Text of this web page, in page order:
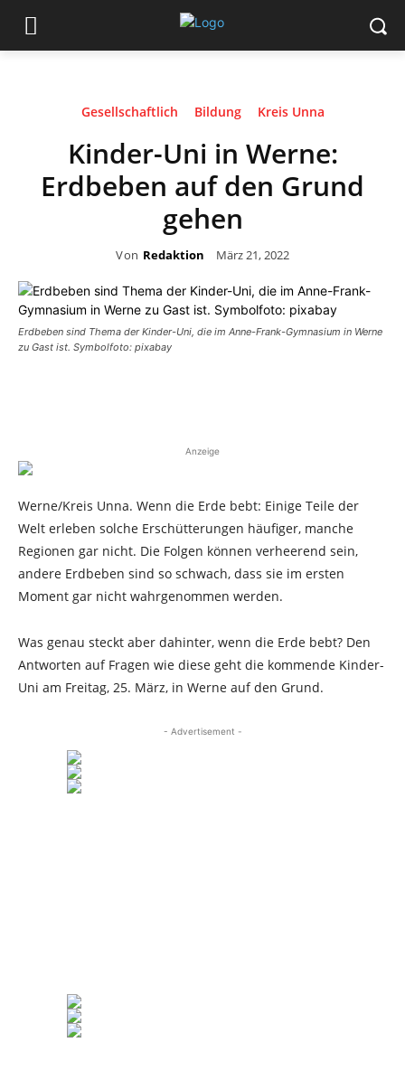
Gesellschaftlich Bildung Kreis Unna
Kinder-Uni in Werne:
Erdbeben auf den Grund
gehen
Von Redaktion März 21, 2022
Erdbeben sind Thema der Kinder-Uni, die im Anne-Frank-Gymnasium in Werne
zu Gast ist. Symbolfoto: pixabay
Anzeige
Werne/Kreis Unna. Wenn die Erde bebt: Einige Teile der
Welt erleben solche Erschütterungen häufiger, manche
Regionen gar nicht. Die Folgen können verheerend sein,
andere Erdbeben sind so schwach, dass sie im ersten
Moment gar nicht wahrgenommen werden.
Was genau steckt aber dahinter, wenn die Erde bebt? Den
Antworten auf Fragen wie diese geht die kommende Kinder-
Uni am Freitag, 25. März, in Werne auf den Grund.
- Advertisement -